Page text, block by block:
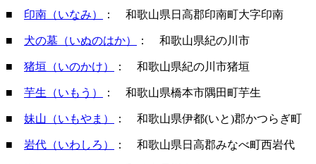
■ 印南（いなみ） ： 和歌山県日高郡印南町大字印南
■ 犬の墓（いぬのはか） ： 和歌山県紀の川市
■ 猪垣（いのかけ） ： 和歌山県紀の川市猪垣
■ 芋生（いもう） ： 和歌山県橋本市隅田町芋生
■ 妹山（いもやま） ： 和歌山県伊都(いと)郡かつらぎ町
■ 岩代（いわしろ） ： 和歌山県日高郡みなべ町西岩代